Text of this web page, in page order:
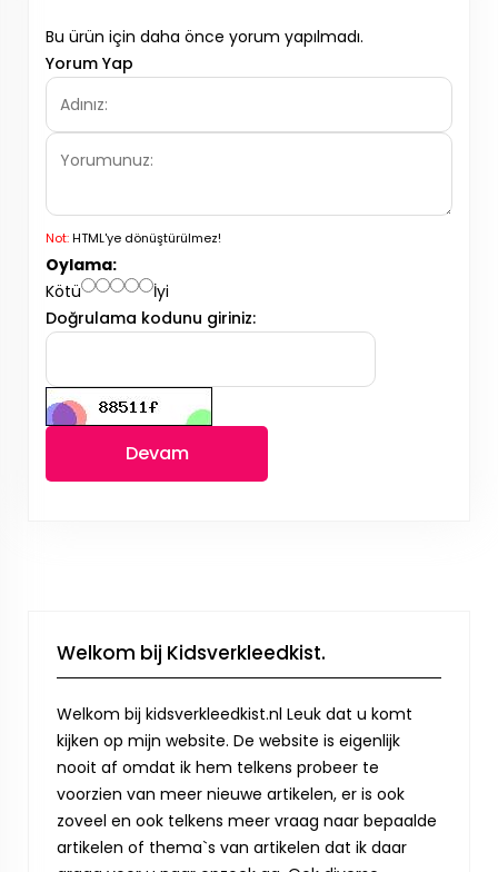
Bu ürün için daha önce yorum yapılmadı.
Yorum Yap
Not:HTML'ye dönüştürülmez!
Oylama:
Kötü
İyi
Doğrulama kodunu giriniz:
Devam
Welkom bij Kidsverkleedkist.
Welkom bij kidsverkleedkist.nl Leuk dat u komt
kijken op mijn website. De website is eigenlijk
nooit af omdat ik hem telkens probeer te
voorzien van meer nieuwe artikelen, er is ook
zoveel en ook telkens meer vraag naar bepaalde
artikelen of thema`s van artikelen dat ik daar